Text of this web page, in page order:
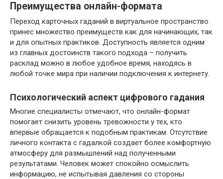
Преимущества онлайн-формата
Переход карточных гаданий в виртуальное пространство
принес множество преимуществ как для начинающих, так
и для опытных практиков. Доступность является одним
из главных достоинств такого подхода – получить
расклад можно в любое удобное время, находясь в
любой точке мира при наличии подключения к интернету.
Психологический аспект цифрового гадания
Многие специалисты отмечают, что онлайн-формат
помогает снизить уровень тревожности у тех, кто
впервые обращается к подобным практикам. Отсутствие
личного контакта с гадалкой создает более комфортную
атмосферу для размышлений над полученными
результатами. Человек может спокойно осмыслить
информацию, не испытывая давления со стороны